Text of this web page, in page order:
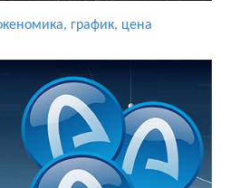
график, цена